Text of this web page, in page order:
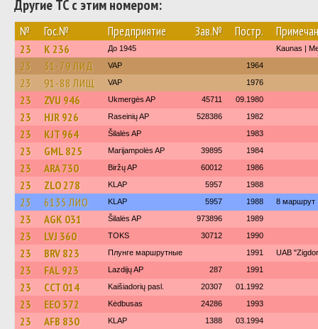
Другие ТС с этим номером:
№ Гос.№ Предприятие Зав.№ Постр.
23 K 236 До 1945 Kaunas |
23 31-79 ЛИД VAP 1964
23 91-88 ЛИЩ VAP 1976
23 ZVU 946 Ukmergės AP 45711 09.1980
23 HJR 926 Raseinių AP 528386 1982
23 KJT 964 Šilalės AP 1983
23 GML 825 Marijampolės AP 39895 1984
23 ARA 730 Biržų AP 60012 1986
23 ZLO 278 KLAP 5957 1988
23 6135 ЛИО KLAP 5957 1988 8 маршрут
23 AGK 031 Šilalės AP 973896 1989
23 LVJ 360 TOKS 30712 1990
23 BRV 823 Плунге маршрутные 1991 UAB
23 FAL 923 Lazdijų AP 287 1991
23 CCT 014 Kaišiadorių pasl. 20307 01.1992
23 EEO 372 Kėdbusas 24286 1993
23 AFB 830 KLAP 1388 03.1994